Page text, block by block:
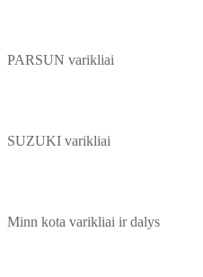
PARSUN varikliai
SUZUKI varikliai
Minn kota varikliai ir dalys